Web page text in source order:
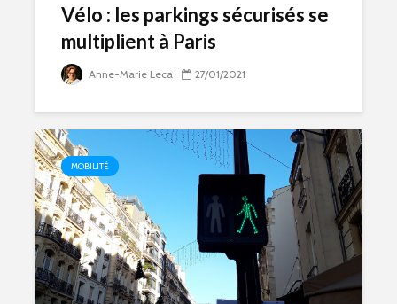
Vélo : les parkings sécurisés se
multiplient à Paris
Anne-Marie Leca 27/01/2021
MOBILITÉ